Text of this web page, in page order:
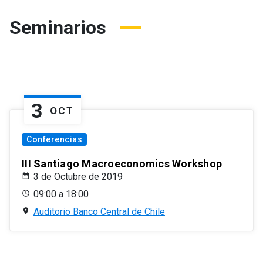
Seminarios
3 OCT
Conferencias
III Santiago Macroeconomics Workshop
3 de Octubre de 2019
09:00 a 18:00
Auditorio Banco Central de Chile